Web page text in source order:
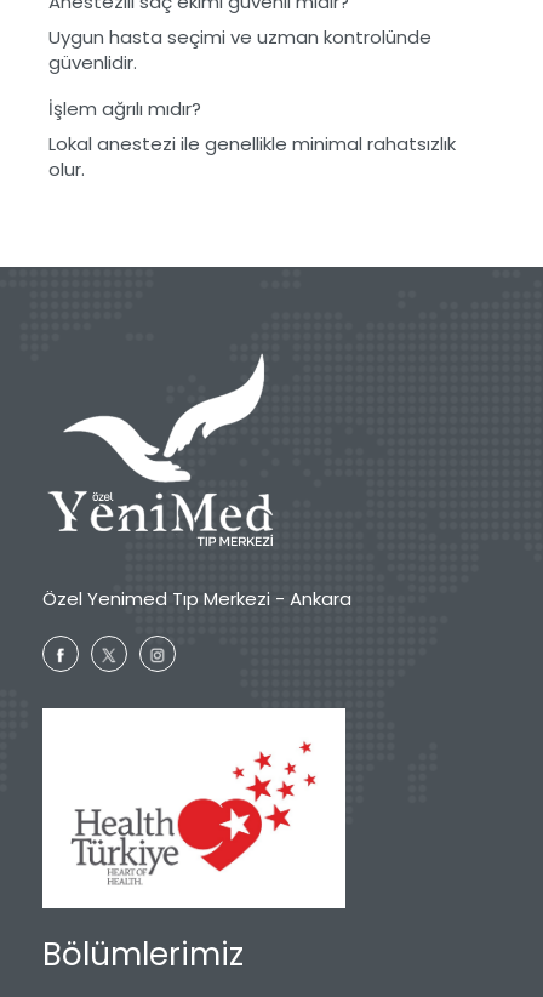
Uygun hasta seçimi ve uzman kontrolünde
güvenlidir.
İşlem ağrılı mıdır?
Lokal anestezi ile genellikle minimal rahatsızlık
olur.
Özel Yenimed Tıp Merkezi - Ankara
Bölümlerimiz